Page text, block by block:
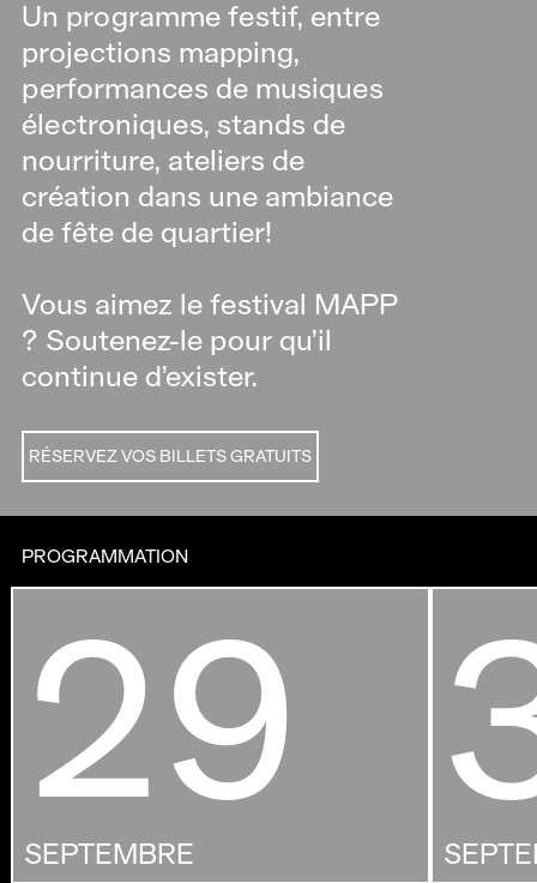
Un programme festif, entre
projections mapping,
performances de musiques
électroniques, stands de
nourriture, ateliers de
création dans une ambiance
de fête de quartier!
Vous aimez le festival MAPP
? Soutenez-le pour qu’il
continue d’exister.
RÉSERVEZ VOS BILLETS GRATUITS
PROGRAMMATION
29
SEPTEMBRE